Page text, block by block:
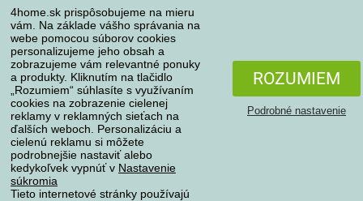
4home.sk prispôsobujeme na mieru
vám. Na základe vášho správania na
webe pomocou súborov cookies
personalizujeme jeho obsah a
zobrazujeme vám relevantné ponuky
a produkty. Kliknutím na tlačidlo
„Rozumiem“ súhlasíte s využívaním
cookies na zobrazenie cielenej
reklamy v reklamných sieťach na
ďalších weboch. Personalizáciu a
cielenú reklamu si môžete
podrobnejšie nastaviť alebo
kedykoľvek vypnúť v Nastavenie
súkromia
Tieto internetové stránky používajú
ROZUMIEM
Podrobné nastavenie
Spôsoby dopravy
Spôsoby platby
Spoľahlivý obchod